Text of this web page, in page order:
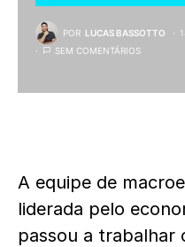
POR LUCAS BASSOTTO
SEM COMENTÁRIOS
A equipe de
liderada pelo
passou a trabalhar